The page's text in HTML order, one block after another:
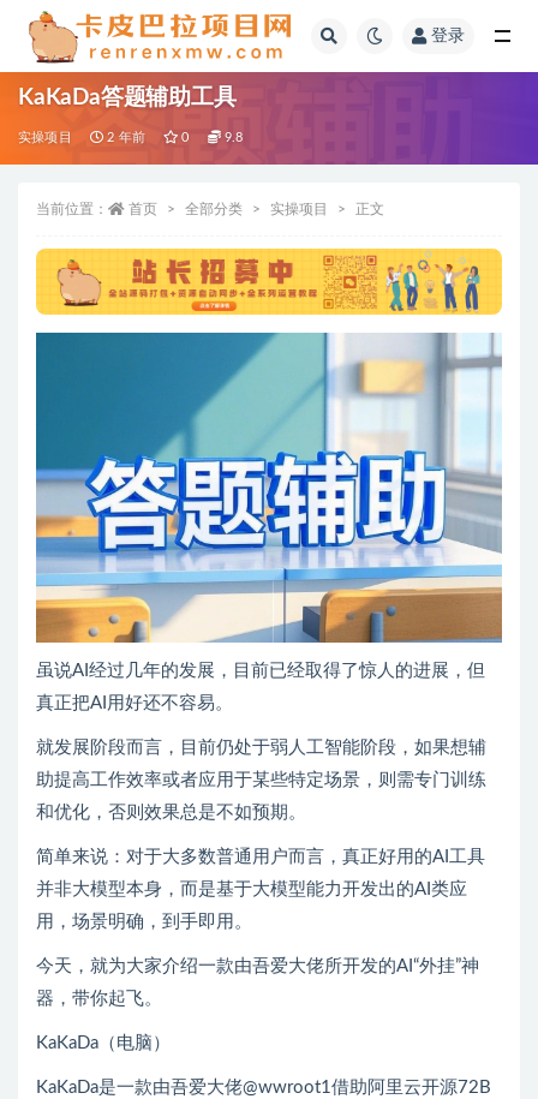
登录
KaKaDa答题辅助工具
实操项目 2 年前 0 9.8
当前位置： 首页 全部分类 实操项目 正文
虽说AI经过几年的发展，目前已经取得了惊人的进展，但
真正把AI用好还不容易。
就发展阶段而言，目前仍处于弱人工智能阶段，如果想辅
助提高工作效率或者应用于某些特定场景，则需专门训练
和优化，否则效果总是不如预期。
简单来说：对于大多数普通用户而言，真正好用的AI工具
并非大模型本身，而是基于大模型能力开发出的AI类应
用，场景明确，到手即用。
今天，就为大家介绍一款由吾爱大佬所开发的AI“外挂”神
器，带你起飞。
KaKaDa（电脑）
KaKaDa是一款由吾爱大佬@wwroot1借助阿里云开源72B
全部